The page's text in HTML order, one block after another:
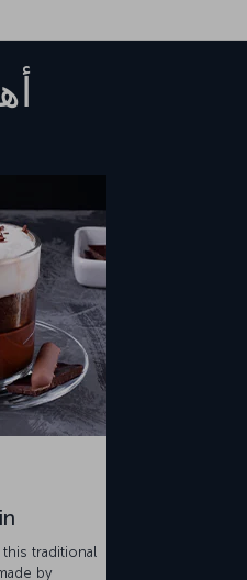
traditional
by